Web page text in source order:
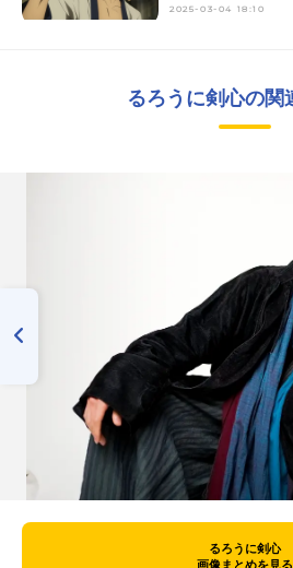
2025-03-04 18:10
るろうに剣心の関
るろうに剣心
画像まとめを見る